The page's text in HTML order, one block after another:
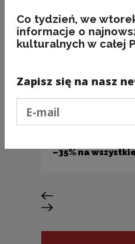
–35% na
Poprzedni slajd
Następny slajd
Co tydzień, we
informacje o
kulturalnych w całej
Zapisz się na nasz